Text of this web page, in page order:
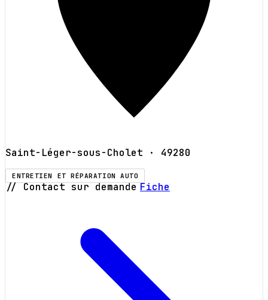
Saint-Léger-sous-Cholet · 49280
ENTRETIEN ET RÉPARATION AUTO
// Contact sur demande Fiche